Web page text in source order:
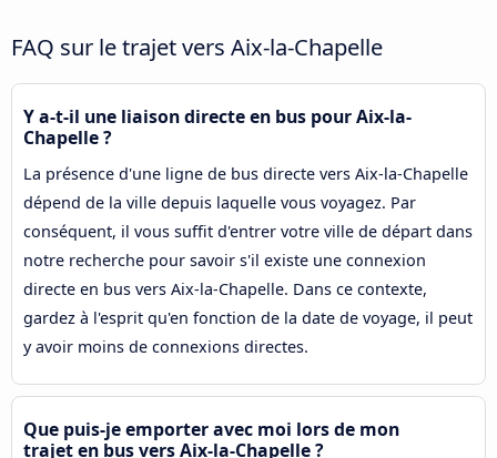
FAQ sur le trajet vers Aix-la-Chapelle
Y a-t-il une liaison directe en bus pour Aix-la-
Chapelle ?
La présence d'une ligne de bus directe vers Aix-la-Chapelle
dépend de la ville depuis laquelle vous voyagez. Par
conséquent, il vous suffit d'entrer votre ville de départ dans
notre recherche pour savoir s'il existe une connexion
directe en bus vers Aix-la-Chapelle. Dans ce contexte,
gardez à l'esprit qu'en fonction de la date de voyage, il peut
y avoir moins de connexions directes.
Que puis-je emporter avec moi lors de mon
trajet en bus vers Aix-la-Chapelle ?